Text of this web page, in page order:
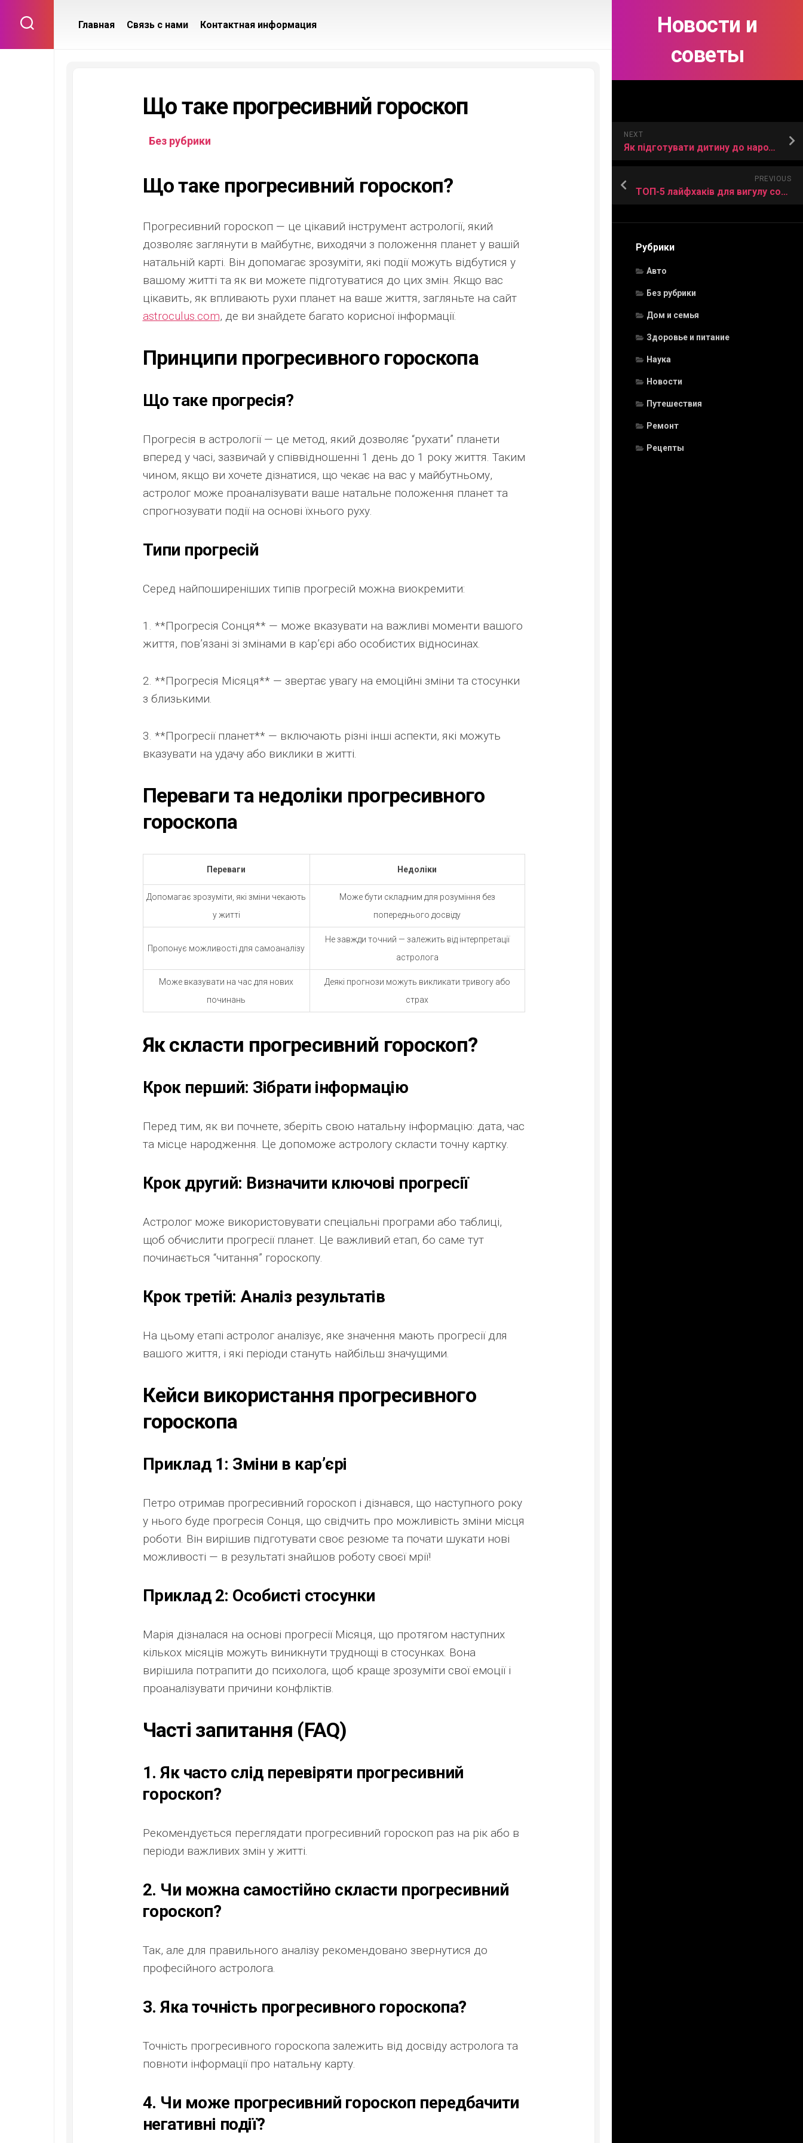
content
Новости и
советы
NEXT
Як підготувати дитину до народження братика/сестрички
PREVIOUS
ТОП-5 лайфхаків для вигулу собаки
Рубрики
Авто
Без рубрики
Дом и семья
Здоровье и питание
Наука
Новости
Путешествия
Ремонт
Рецепты
Главная Связь с нами Контактная информация
Що таке прогресивний гороскоп
Без рубрики
Що таке прогресивний гороскоп?
Прогресивний гороскоп — це цікавий інструмент астрології, який
дозволяє заглянути в майбутнє, виходячи з положення планет у вашій
натальній карті. Він допомагає зрозуміти, які події можуть відбутися у
вашому житті та як ви можете підготуватися до цих змін. Якщо вас
цікавить, як впливають рухи планет на ваше життя, загляньте на сайт
astroculus.com, де ви знайдете багато корисної інформації.
Принципи прогресивного гороскопа
Що таке прогресія?
Прогресія в астрології — це метод, який дозволяє “рухати” планети
вперед у часі, зазвичай у співвідношенні 1 день до 1 року життя. Таким
чином, якщо ви хочете дізнатися, що чекає на вас у майбутньому,
астролог може проаналізувати ваше натальне положення планет та
спрогнозувати події на основі їхнього руху.
Типи прогресій
Серед найпоширеніших типів прогресій можна виокремити:
1. **Прогресія Сонця** — може вказувати на важливі моменти вашого
життя, пов’язані зі змінами в кар’єрі або особистих відносинах.
2. **Прогресія Місяця** — звертає увагу на емоційні зміни та стосунки
з близькими.
3. **Прогресії планет** — включають різні інші аспекти, які можуть
вказувати на удачу або виклики в житті.
Переваги та недоліки прогресивного
гороскопа
Переваги Недоліки
Допомагає зрозуміти, які зміни чекають
у житті
Може бути складним для розуміння без
попереднього досвіду
Пропонує можливості для самоаналізу
Не завжди точний — залежить від інтерпретації
астролога
Може вказувати на час для нових
починань
Деякі прогнози можуть викликати тривогу або
страх
Як скласти прогресивний гороскоп?
Крок перший: Зібрати інформацію
Перед тим, як ви почнете, зберіть свою натальну інформацію: дата, час
та місце народження. Це допоможе астрологу скласти точну картку.
Крок другий: Визначити ключові прогресії
Астролог може використовувати спеціальні програми або таблиці,
щоб обчислити прогресії планет. Це важливий етап, бо саме тут
починається “читання” гороскопу.
Крок третій: Аналіз результатів
На цьому етапі астролог аналізує, яке значення мають прогресії для
вашого життя, і які періоди стануть найбільш значущими.
Кейси використання прогресивного
гороскопа
Приклад 1: Зміни в кар’єрі
Петро отримав прогресивний гороскоп і дізнався, що наступного року
у нього буде прогресія Сонця, що свідчить про можливість зміни місця
роботи. Він вирішив підготувати своє резюме та почати шукати нові
можливості — в результаті знайшов роботу своєї мрії!
Приклад 2: Особисті стосунки
Марія дізналася на основі прогресії Місяця, що протягом наступних
кількох місяців можуть виникнути труднощі в стосунках. Вона
вирішила потрапити до психолога, щоб краще зрозуміти свої емоції і
проаналізувати причини конфліктів.
Часті запитання (FAQ)
1. Як часто слід перевіряти прогресивний
гороскоп?
Рекомендується переглядати прогресивний гороскоп раз на рік або в
періоди важливих змін у житті.
2. Чи можна самостійно скласти прогресивний
гороскоп?
Так, але для правильного аналізу рекомендовано звернутися до
професійного астролога.
3. Яка точність прогресивного гороскопа?
Точність прогресивного гороскопа залежить від досвіду астролога та
повноти інформації про натальну карту.
4. Чи може прогресивний гороскоп передбачити
негативні події?